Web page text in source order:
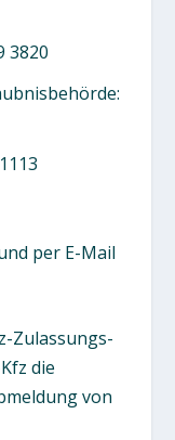
3820
per E-Mail
Zulassungs-
die
von